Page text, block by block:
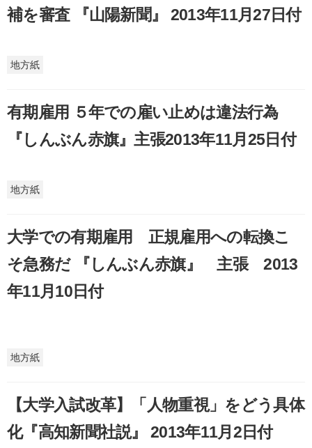
補を審査 『山陽新聞』 2013年11月27日付
地方紙
有期雇用 ５年での雇い止めは違法行為
『しんぶん赤旗』主張2013年11月25日付
地方紙
大学での有期雇用 正規雇用への転換こ
そ急務だ 『しんぶん赤旗』 主張 2013
年11月10日付
地方紙
【大学入試改革】「人物重視」をどう具体
化『高知新聞社説』 2013年11月2日付